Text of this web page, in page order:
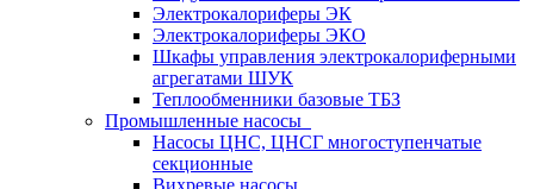
Электрокалориферы ЭК
Электрокалориферы ЭКО
Шкафы управления электрокалориферными
агрегатами ШУК
Теплообменники базовые ТБЗ
Промышленные насосы
Насосы ЦНС, ЦНСГ многоступенчатые
секционные
Вихревые насосы